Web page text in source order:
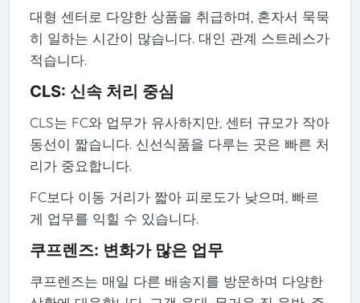
대형 센터로 다양한 상품을 취급하며, 혼자서 묵묵
히 일하는 시간이 많습니다. 대인 관계 스트레스가
적습니다.
CLS: 신속 처리 중심
CLS는 FC와 업무가 유사하지만, 센터 규모가 작아
동선이 짧습니다. 신선식품을 다루는 곳은 빠른 처
리가 중요합니다.
FC보다 이동 거리가 짧아 피로도가 낮으며, 빠르
게 업무를 익힐 수 있습니다.
쿠프렌즈: 변화가 많은 업무
쿠프렌즈는 매일 다른 배송지를 방문하며 다양한